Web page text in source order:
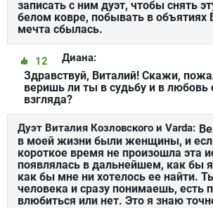
записать с ним дуэт, чтобы снять
белом ковре, побывать в объятиях
мечта сбылась.
Диана:
12
Здравствуй, Виталий! Скажи,
веришь ли ты в судьбу и в любовь
взгляда?
Дуэт Виталия Козловского и Varda:
в моей жизни были женщины, и
короткое время не произошла эта
появлялась в дальнейшем, как бы
как бы мне ни хотелось ее найти.
человека и сразу понимаешь, есть
влюбиться или нет. Это я знаю